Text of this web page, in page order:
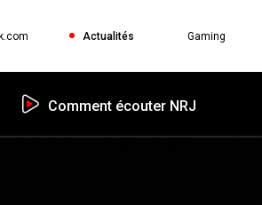
Actualités Gaming
Comment écouter NRJ